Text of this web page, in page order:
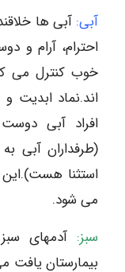
آبی: آبی ها
احترام، آرام و
خوب کنترل می
اند.نماد ابدیت
افراد آبی
(طرفداران آبی
استثنا
می شود.
سبز: آدمهای
بیمارستان یافت